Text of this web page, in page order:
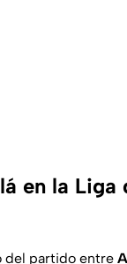
en la Liga
del partido entre